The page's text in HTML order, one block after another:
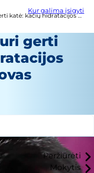
Kur galima įsigyti
Peržiūrėti
Mokytis
hidratacijos palaikymo vadovas
gerti